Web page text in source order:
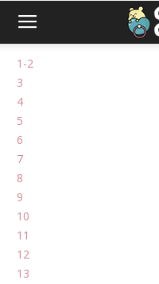
1-2
3
4
5
6
7
8
9
10
11
12
13